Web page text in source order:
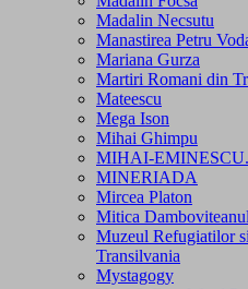
Madalin Necsutu
Manastirea Petru
Mariana Gurza
Martiri Romani din
Mateescu
Mega Ison
Mihai Ghimpu
MIHAI-
MINERIADA
Mircea Platon
Mitica Damboviteanul
Muzeul Refugiatilor
Transilvania
Mystagogy